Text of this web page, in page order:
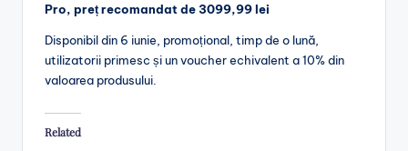
Pro, preț recomandat de 3099,99 lei
Disponibil din 6 iunie, promoțional, timp de o lună,
utilizatorii primesc și un voucher echivalent a 10% din
valoarea produsului.
Related